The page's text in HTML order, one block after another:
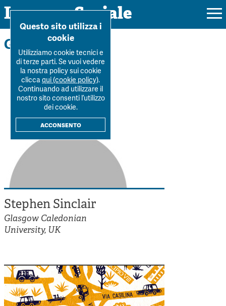
Impresa Sociale
Rivista
Ultimo numero
La Rivista
Submission
Colophon
Autori
Archivio
Argomenti
Forum
Tutti gli articoli
Autori
Argomenti
Dossier
Tutti i dossier
Workshop Impresa Sociale 2021
Impresa sociale, reciprocità e sostenibilità
Innovazione sociale
Cooperative di comunità
Acini di fuoco - Dossier Mezzogiorno
Valutazione e dintorni
Chi siamo
Contatti
Sostienici
Home Stephen Sinclair
Gli autori
Stephen Sinclair
Glasgow Caledonian
University, UK
Questo sito utilizza i
cookie
Utilizziamo cookie tecnici e
di terze parti. Se vuoi vedere
la nostra policy sui cookie
cliccaqui (cookie policy).
Continuando ad utilizzare il
nostro sito consenti l’utilizzo
dei cookie.
acconsento